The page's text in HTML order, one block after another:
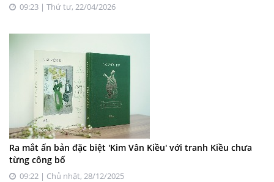
09:23 | Thứ tư, 22/04/2026
Ra mắt ấn bản đặc biệt 'Kim Vân Kiều' với tranh Kiều chưa
từng công bố
09:22 | Chủ nhật, 28/12/2025